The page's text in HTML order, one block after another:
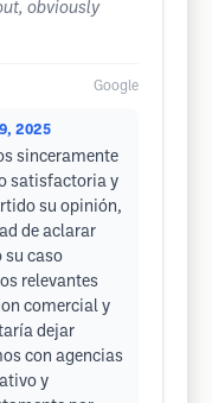
obviously
Google
2025
sinceramente
satisfactoria y
su opinión,
de aclarar
su caso
relevantes
comercial y
dejar
con agencias
y